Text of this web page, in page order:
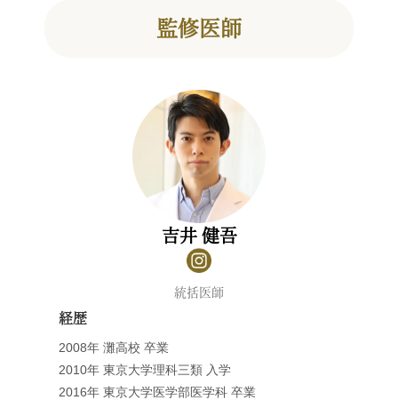
監修医師
吉井 健吾
統括医師
経歴
2008年 灘高校 卒業
2010年 東京大学理科三類 入学
2016年 東京大学医学部医学科 卒業